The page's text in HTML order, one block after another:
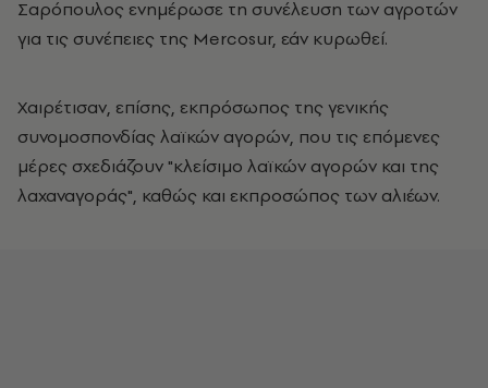
Σαρόπουλος ενημέρωσε τη συνέλευση των αγροτών
για τις συνέπειες της Mercosur, εάν κυρωθεί.
Χαιρέτισαν, επίσης, εκπρόσωπος της γενικής
συνομοσπονδίας λαϊκών αγορών, που τις επόμενες
μέρες σχεδιάζουν "κλείσιμο λαϊκών αγορών και της
λαχαναγοράς", καθώς και εκπροσώπος των αλιέων.